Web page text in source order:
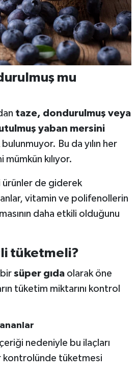
mu
taze, dondurulmuş veya
yaban mersini
Bu da yılın her
kılıyor.
ürünler de giderek
vitamin ve polifenollerin
daha etkili olduğunu
tüketmeli?
süper gıdaolarak öne
tüketim miktarını kontrol
nedeniyle bu ilaçları
kontrolünde tüketmesi